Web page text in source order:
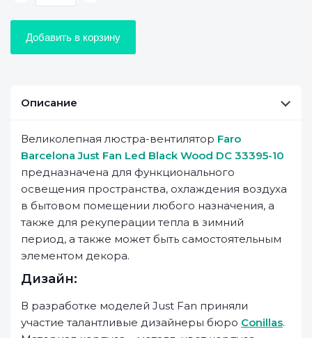
Добавить в корзину
Описание
Великолепная люстра-вентилятор Faro
Barcelona Just Fan Led Black Wood DC 33395-10
предназначена для функционального
освещения пространства, охлаждения воздуха
в бытовом помещении любого назначения, а
также для рекуперации тепла в зимний
период, а также может быть самостоятельным
элементом декора.
Дизайн:
В разработке моделей Just Fan приняли
участие талантливые дизайнеры бюро Conillas.